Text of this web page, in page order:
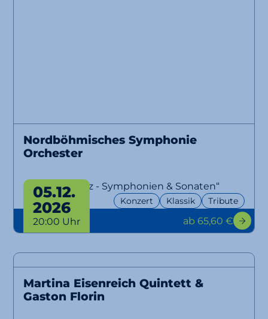
Nordböhmisches Symphonie
Orchester
„Böhse Onkelz - Symphonien & Sonaten“
Konzert Klassik Tribute
05.12.
2026
20:00 Uhr ab 65,60 €
Martina Eisenreich Quintett &
Gaston Florin